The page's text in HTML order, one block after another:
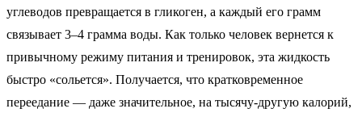
углеводов превращается в гликоген, а каждый его грамм
связывает 3–4 грамма воды. Как только человек вернется к
привычному режиму питания и тренировок, эта жидкость
быстро «сольется». Получается, что кратковременное
переедание — даже значительное, на тысячу-другую калорий,